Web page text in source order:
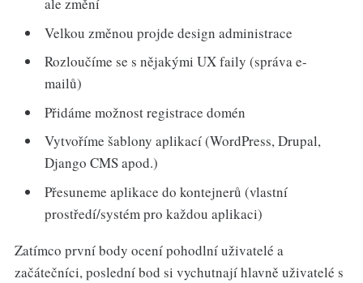
ale změní
Velkou změnou projde design administrace
Rozloučíme se s nějakými UX faily (správa e-
mailů)
Přidáme možnost registrace domén
Vytvoříme šablony aplikací (WordPress, Drupal,
Django CMS apod.)
Přesuneme aplikace do kontejnerů (vlastní
prostředí/systém pro každou aplikaci)
Zatímco první body ocení pohodlní uživatelé a
začátečníci, poslední bod si vychutnají hlavně uživatelé s